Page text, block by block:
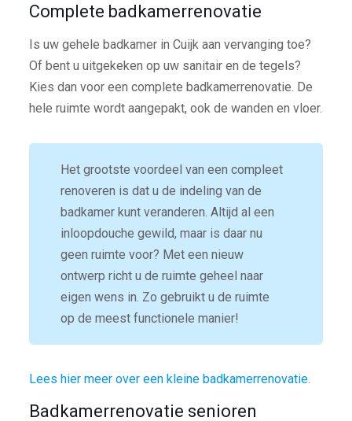
Complete badkamerrenovatie
Is uw gehele badkamer in Cuijk aan vervanging toe?
Of bent u uitgekeken op uw sanitair en de tegels?
Kies dan voor een complete badkamerrenovatie. De
hele ruimte wordt aangepakt, ook de wanden en vloer.
Het grootste voordeel van een compleet
renoveren is dat u de indeling van de
badkamer kunt veranderen. Altijd al een
inloopdouche gewild, maar is daar nu
geen ruimte voor? Met een nieuw
ontwerp richt u de ruimte geheel naar
eigen wens in. Zo gebruikt u de ruimte
op de meest functionele manier!
Lees hier meer over een kleine badkamerrenovatie.
Badkamerrenovatie senioren